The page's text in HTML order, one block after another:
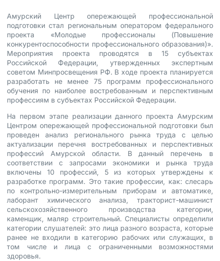
Амурский Центр опережающей профессиональной
подготовки стал региональным оператором федерального
проекта «Молодые профессионалы (Повышение
конкурентоспособности профессионального образования)».
Мероприятия проекта проводятся в 15 субъектах
Российской Федерации, утвержденных экспертным
советом Минпросвещения РФ. В ходе проекта планируется
разработать не менее 75 программ профессионального
обучения по наиболее востребованным и перспективным
профессиям в субъектах Российской Федерации.
На первом этапе реализации данного проекта Амурским
Центром опережающей профессиональной подготовки был
проведен анализ регионального рынка труда с целью
актуализации перечня востребованных и перспективных
профессий Амурской области. В данный перечень в
соответствии с запросами экономики и рынка труда
включены 10 профессий, 5 из которых утверждены к
разработке программ. Это такие профессии, как: слесарь
по контрольно-измерительным приборам и автоматике,
лаборант химического анализа, тракторист-машинист
сельскохозяйственного производства категории,
каменщик, маляр строительный. Специалисты определили
категории слушателей: это лица разного возраста, которые
ранее не входили в категорию рабочих или служащих, в
том числе и лица с ограниченными возможностями
здоровья.